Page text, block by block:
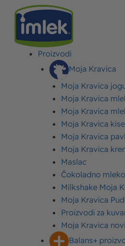
Proizvodi
Moja Kravica
Moja Kravica
Moja Kravica
Moja Kravica
Moja Kravica
Moja Kravica
Moja Kravica
Maslac
Čokoladno mleko
Milkshake Moja
Moja Kravica
Proizvodi za
Moja Kravica
Balans+
>RECEPTI>RECEPTI ZA RUČAK
ENČILADA
14. jun 2024. Ažurirano: 14. jun 2024.